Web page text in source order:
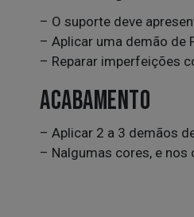
– O suporte deve
– Aplicar uma demão de
– Reparar imperfeições
ACABAMENTO
– Aplicar 2 a 3 demãos
– Nalgumas cores, e